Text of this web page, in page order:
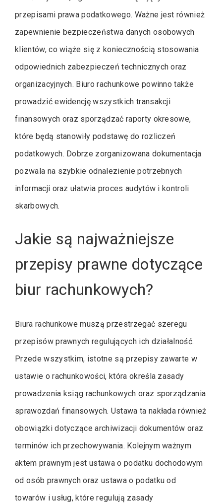
przepisami prawa podatkowego. Ważne jest również
zapewnienie bezpieczeństwa danych osobowych
klientów, co wiąże się z koniecznością stosowania
odpowiednich zabezpieczeń technicznych oraz
organizacyjnych. Biuro rachunkowe powinno także
prowadzić ewidencję wszystkich transakcji
finansowych oraz sporządzać raporty okresowe,
które będą stanowiły podstawę do rozliczeń
podatkowych. Dobrze zorganizowana dokumentacja
pozwala na szybkie odnalezienie potrzebnych
informacji oraz ułatwia proces audytów i kontroli
skarbowych.
Jakie są najważniejsze
przepisy prawne dotyczące
biur rachunkowych?
Biura rachunkowe muszą przestrzegać szeregu
przepisów prawnych regulujących ich działalność.
Przede wszystkim, istotne są przepisy zawarte w
ustawie o rachunkowości, która określa zasady
prowadzenia ksiąg rachunkowych oraz sporządzania
sprawozdań finansowych. Ustawa ta nakłada również
obowiązki dotyczące archiwizacji dokumentów oraz
terminów ich przechowywania. Kolejnym ważnym
aktem prawnym jest ustawa o podatku dochodowym
od osób prawnych oraz ustawa o podatku od
towarów i usług, które regulują zasady